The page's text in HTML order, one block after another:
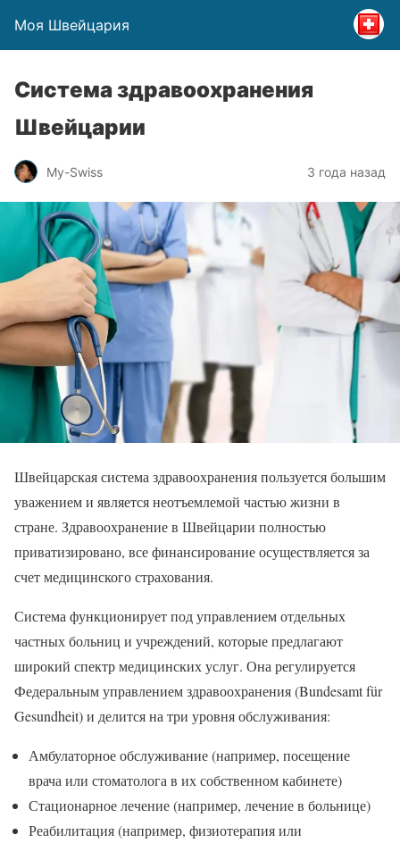
Моя Швейцария
Система здравоохранения
Швейцарии
My-Swiss 3 года назад
Швейцарская система здравоохранения пользуется большим
уважением и является неотъемлемой частью жизни в
стране. Здравоохранение в Швейцарии полностью
приватизировано, все финансирование осуществляется за
счет медицинского страхования.
Система функционирует под управлением отдельных
частных больниц и учреждений, которые предлагают
широкий спектр медицинских услуг. Она регулируется
Федеральным управлением здравоохранения (Bundesamt für
Gesundheit) и делится на три уровня обслуживания:
Амбулаторное обслуживание (например, посещение
врача или стоматолога в их собственном кабинете)
Стационарное лечение (например, лечение в больнице)
Реабилитация (например, физиотерапия или